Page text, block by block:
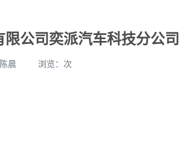
公司奕派汽车科技分公司
晨 浏览： 次